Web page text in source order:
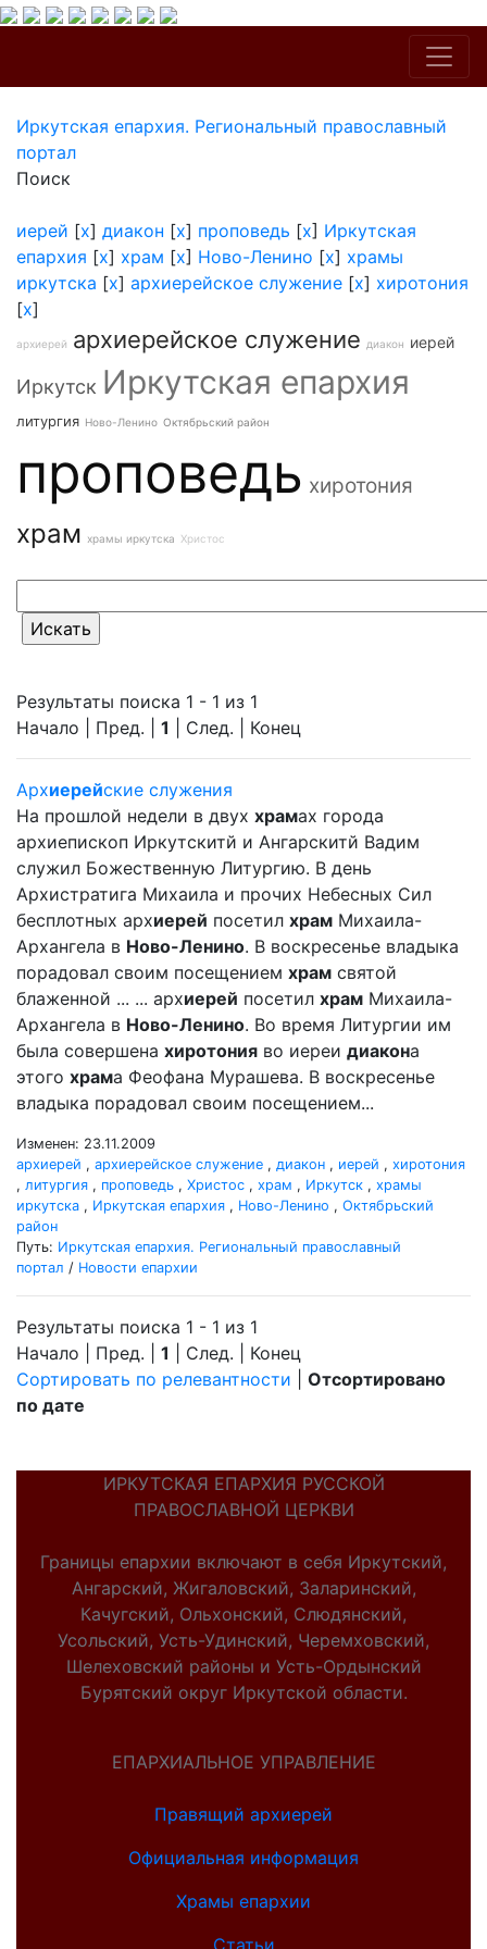
Иркутская епархия. Региональный православный
портал
Поиск
иерей [x] диакон [x] проповедь [x] Иркутская
епархия [x] храм [x] Ново-Ленино [x] храмы
иркутска [x] архиерейское служение [x] хиротония
[x]
архиерей архиерейское служение диакон иерей
Иркутск Иркутская епархия
литургия Ново-Ленино Октябрьский район
проповедь хиротония
храм храмы иркутска Христос
Результаты поиска 1 - 1 из 1
Начало | Пред. | 1 | След. | Конец
Архиерейские служения
На прошлой недели в двух храмах города
архиепископ Иркутскитй и Ангарскитй Вадим
служил Божественную Литургию. В день
Архистратига Михаила и прочих Небесных Сил
бесплотных архиерей посетил храм Михаила-
Архангела в Ново-Ленино. В воскресенье владыка
порадовал своим посещением храм святой
блаженной ... ... архиерей посетил храм Михаила-
Архангела в Ново-Ленино. Во время Литургии им
была совершена хиротония во иереи диакона
этого храма Феофана Мурашева. В воскресенье
владыка порадовал своим посещением...
Изменен: 23.11.2009
архиерей , архиерейское служение , диакон , иерей , хиротония
, литургия , проповедь , Христос , храм , Иркутск , храмы
иркутска , Иркутская епархия , Ново-Ленино , Октябрьский
район
Путь: Иркутская епархия. Региональный православный
портал / Новости епархии
Результаты поиска 1 - 1 из 1
Начало | Пред. | 1 | След. | Конец
Сортировать по релевантности
Отсортировано
по дате
ИРКУТСКАЯ ЕПАРХИЯ РУССКОЙ
ПРАВОСЛАВНОЙ ЦЕРКВИ
Границы епархии включают в себя Иркутский,
Ангарский, Жигаловский, Заларинский,
Качугский, Ольхонский, Слюдянский,
Усольский, Усть-Удинский, Черемховский,
Шелеховский районы и Усть-Ордынский
Бурятский округ Иркутской области.
ЕПАРХИАЛЬНОЕ УПРАВЛЕНИЕ
Правящий архиерей
Официальная информация
Храмы епархии
Статьи